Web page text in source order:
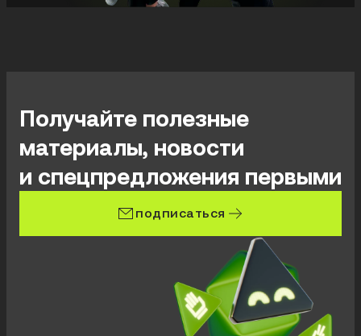
Получайте полезные
материалы, новости
и спецпредложения первыми
подписаться